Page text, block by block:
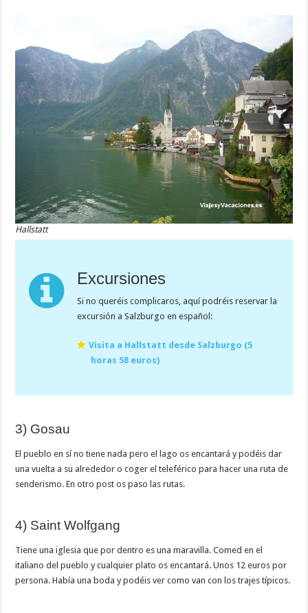
Hallstatt
Excursiones
Si no queréis complicaros, aquí podréis reservar la
excursión a Salzburgo en español:
Visita a Hallstatt desde Salzburgo (5
horas 58 euros)
3) Gosau
El pueblo en sí no tiene nada pero el lago os encantará y podéis dar
una vuelta a su alrededor o coger el teleférico para hacer una ruta de
senderismo. En otro post os paso las rutas.
4) Saint Wolfgang
Tiene una iglesia que por dentro es una maravilla. Comed en el
italiano del pueblo y cualquier plato os encantará. Unos 12 euros por
persona. Había una boda y podéis ver como van con los trajes típicos.